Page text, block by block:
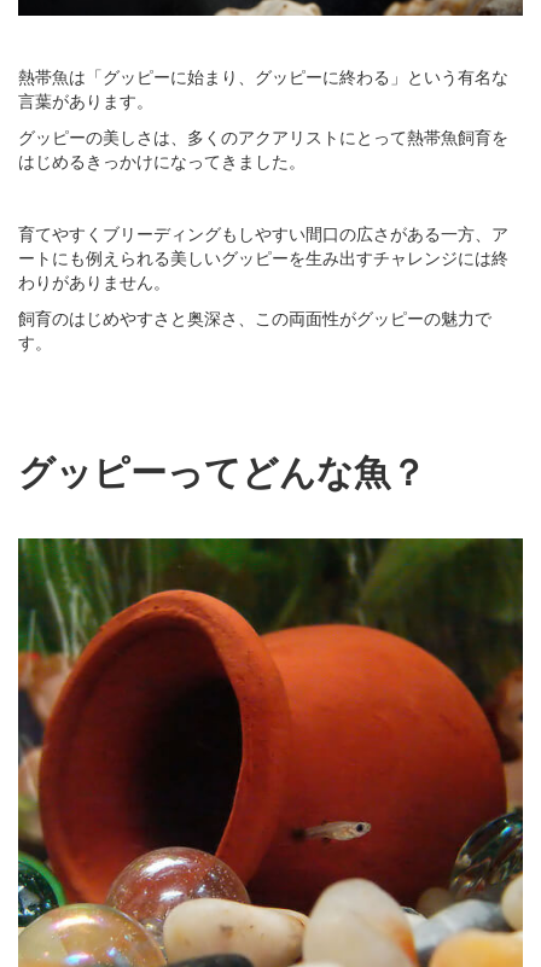
熱帯魚は「グッピーに始まり、グッピーに終わる」という有名な
言葉があります。
グッピーの美しさは、多くのアクアリストにとって熱帯魚飼育を
はじめるきっかけになってきました。
育てやすくブリーディングもしやすい間口の広さがある一方、ア
ートにも例えられる美しいグッピーを生み出すチャレンジには終
わりがありません。
飼育のはじめやすさと奥深さ、この両面性がグッピーの魅力で
す。
グッピーってどんな魚？